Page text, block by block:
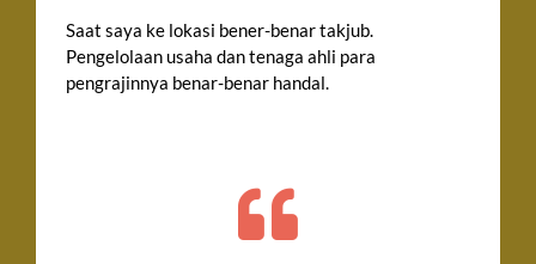
Saat saya ke lokasi bener-benar takjub.
Pengelolaan usaha dan tenaga ahli para
pengrajinnya benar-benar handal.